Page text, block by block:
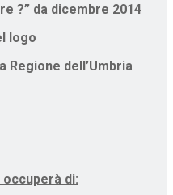
?” da dicembre 2014
logo
Regione dell’Umbria
occuperà di: